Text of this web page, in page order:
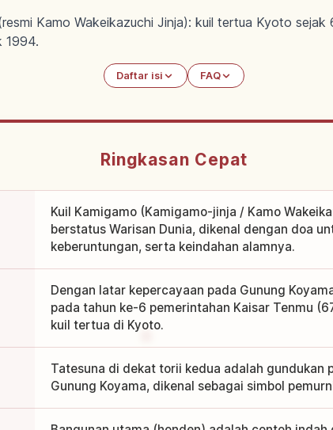
Kamo Wakeikazuchi Jinja): kuil tertua Kyoto sejak
1994.
Daftar isi FAQ
Ringkasan Cepat
Kuil Kamigamo (Kamigamo-jinja / Kamo
berstatus Warisan Dunia, dikenal dengan doa
keberuntungan, serta keindahan alamnya.
Dengan latar kepercayaan pada Gunung
pada tahun ke-6 pemerintahan Kaisar Tenmu
kuil tertua di Kyoto.
Tatesuna di dekat torii kedua adalah gundukan
Gunung Koyama, dikenal sebagai simbol